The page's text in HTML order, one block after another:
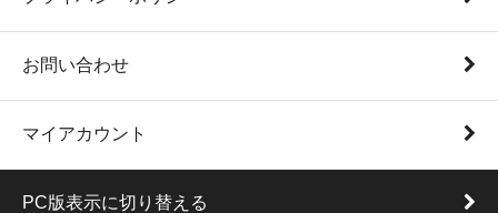
お問い合わせ
マイアカウント
PC版表示に切り替える